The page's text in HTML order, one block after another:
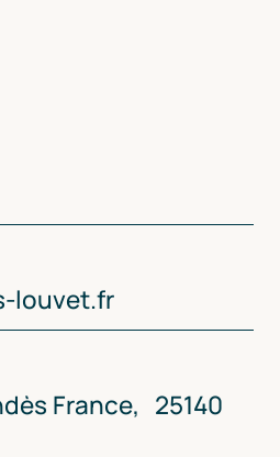
louvet.fr
France, 25140